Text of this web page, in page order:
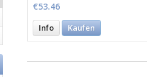
€53.46
Info Kaufen